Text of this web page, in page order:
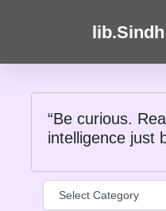
lib.Sindh
“Be curious.
intelligence just